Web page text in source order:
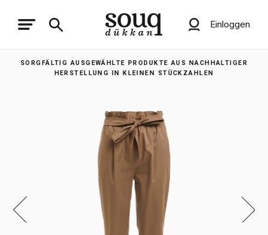
Einloggen
SORGFÄLTIG AUSGEWÄHLTE PRODUKTE AUS NACHHALTIGER
HERSTELLUNG IN KLEINEN STÜCKZAHLEN